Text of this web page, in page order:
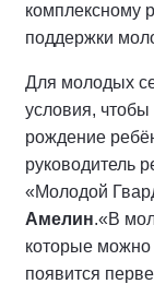
комплексному
поддержки
Для молодых
условия,
рождение
руководитель
«Молодой
Амелин.«В
которые можно
появится